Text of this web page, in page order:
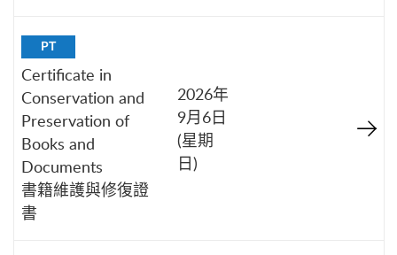
PT
Certificate in
Conservation and
Preservation of
Books and
Documents
書籍維護與修復證
書
2026年
9月6日
(星期
日)